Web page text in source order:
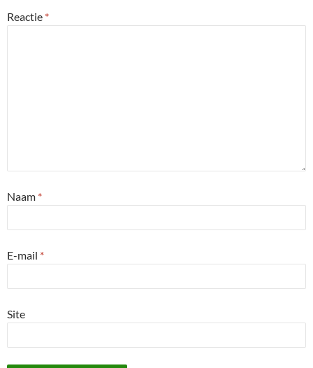
Reactie *
Naam *
E-mail *
Site